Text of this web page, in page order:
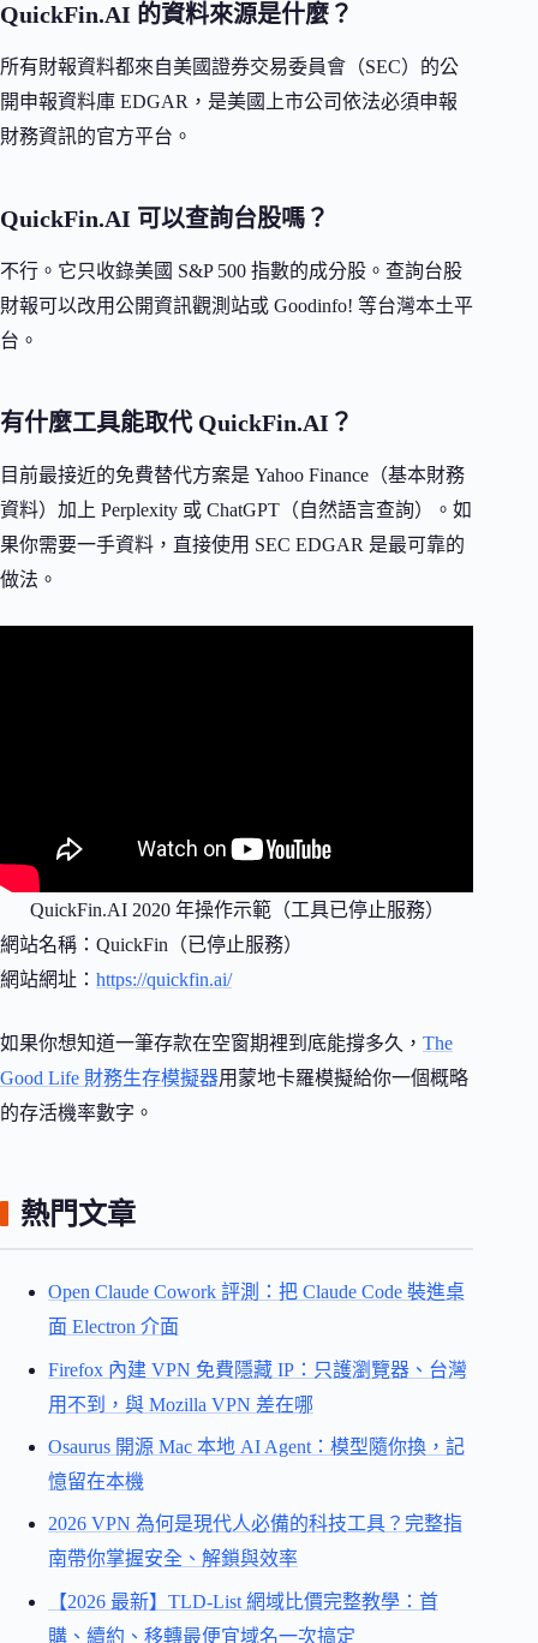
QuickFin.AI 的資料來源是什麼？
所有財報資料都來自美國證券交易委員會（SEC）的公
開申報資料庫 EDGAR，是美國上市公司依法必須申報
財務資訊的官方平台。
QuickFin.AI 可以查詢台股嗎？
不行。它只收錄美國 S&P 500 指數的成分股。查詢台股
財報可以改用公開資訊觀測站或 Goodinfo! 等台灣本土平
台。
有什麼工具能取代 QuickFin.AI？
目前最接近的免費替代方案是 Yahoo Finance（基本財務
資料）加上 Perplexity 或 ChatGPT（自然語言查詢）。如
果你需要一手資料，直接使用 SEC EDGAR 是最可靠的
做法。
QuickFin.AI 2020 年操作示範（工具已停止服務）
網站名稱：QuickFin（已停止服務）
網站網址： https://quickfin.ai/
如果你想知道一筆存款在空窗期裡到底能撐多久， The
Good Life 財務生存模擬器用蒙地卡羅模擬給你一個概略
的存活機率數字。
熱門文章
Open Claude Cowork 評測：把 Claude Code 裝進桌
面 Electron 介面
Firefox 內建 VPN 免費隱藏 IP：只護瀏覽器、台灣
用不到，與 Mozilla VPN 差在哪
Osaurus 開源 Mac 本地 AI Agent：模型隨你換，記
憶留在本機
2026 VPN 為何是現代人必備的科技工具？完整指
南帶你掌握安全、解鎖與效率
【2026 最新】TLD-List 網域比價完整教學：首
購、續約、移轉最便宜域名一次搞定